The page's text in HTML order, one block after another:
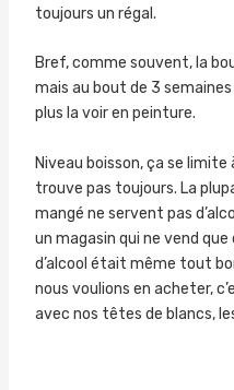
toujours un régal.
Bref, comme souvent, la
mais au bout de 3
plus la voir en peinture.
Niveau boisson, ça se limite
trouve pas toujours. La
mangé ne servent pas
un magasin qui ne vend
d’alcool était même tout
nous voulions en acheter,
avec nos têtes de blancs,